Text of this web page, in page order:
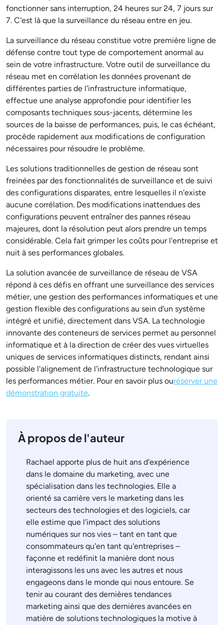
fonctionner sans interruption, 24 heures sur 24, 7 jours sur
7. C'est là que la surveillance du réseau entre en jeu.
La surveillance du réseau constitue votre première ligne de
défense contre tout type de comportement anormal au
sein de votre infrastructure. Votre outil de surveillance du
réseau met en corrélation les données provenant de
différentes parties de l'infrastructure informatique,
effectue une analyse approfondie pour identifier les
composants techniques sous-jacents, détermine les
sources de la baisse de performances, puis, le cas échéant,
procède rapidement aux modifications de configuration
nécessaires pour résoudre le problème.
Les solutions traditionnelles de gestion de réseau sont
freinées par des fonctionnalités de surveillance et de suivi
des configurations disparates, entre lesquelles il n'existe
aucune corrélation. Des modifications inattendues des
configurations peuvent entraîner des pannes réseau
majeures, dont la résolution peut alors prendre un temps
considérable. Cela fait grimper les coûts pour l'entreprise et
nuit à ses performances globales.
La solution avancée de surveillance de réseau de VSA
répond à ces défis en offrant une surveillance des services
métier, une gestion des performances informatiques et une
gestion flexible des configurations au sein d'un système
intégré et unifié, directement dans VSA. La technologie
innovante des conteneurs de services permet au personnel
informatique et à la direction de créer des vues virtuelles
uniques de services informatiques distincts, rendant ainsi
possible l'alignement de l'infrastructure technologique sur
les performances métier. Pour en savoir plus ouréserver une
démonstration gratuite.
À propos de l'auteur
Rachael apporte plus de huit ans d'expérience
dans le domaine du marketing, avec une
spécialisation dans les technologies. Elle a
orienté sa carrière vers le marketing dans les
secteurs des technologies et des logiciels, car
elle estime que l'impact des solutions
numériques sur nos vies – tant en tant que
consommateurs qu'en tant qu'entreprises –
façonne et redéfinit la manière dont nous
interagissons les uns avec les autres et nous
engageons dans le monde qui nous entoure. Se
tenir au courant des dernières tendances
marketing ainsi que des dernières avancées en
matière de solutions technologiques la motive à